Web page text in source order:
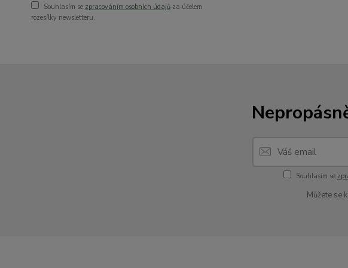
Souhlasím se zpracováním osobních údajů za účelem
rozesílky newsletteru.
Souhlasím se
Můžete se